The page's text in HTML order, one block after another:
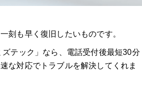
刻も早く復旧したいものです。
ズテック」なら、電話受付後最短30分
な対応でトラブルを解決してくれま